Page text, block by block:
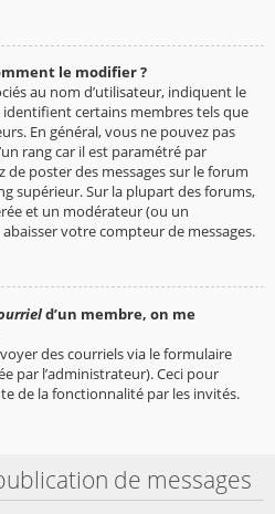
le modifier ?
au nom d’utilisateur, indiquent le
certains membres tels que
En général, vous ne pouvez pas
rang car il est paramétré par
de poster des messages sur le forum
supérieur. Sur la plupart des forums,
et un modérateur (ou un
votre compteur de messages.
d’un membre, on me
des courriels via le formulaire
par l’administrateur). Ceci pour
de la fonctionnalité par les invités.
de messages